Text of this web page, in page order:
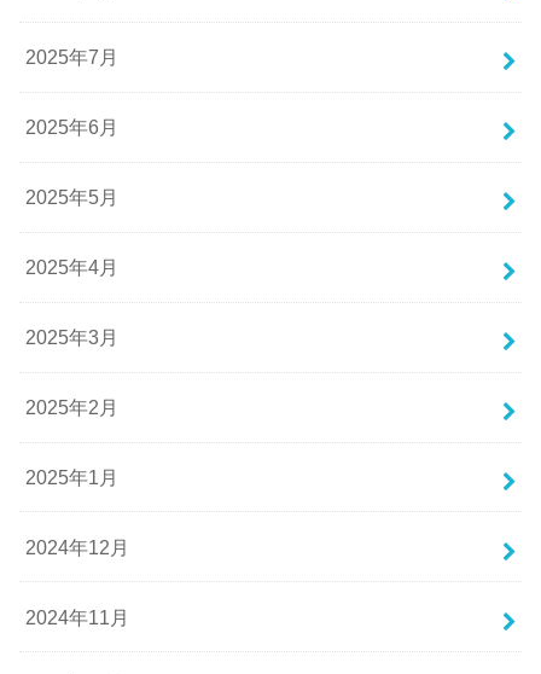
2025年7月
2025年6月
2025年5月
2025年4月
2025年3月
2025年2月
2025年1月
2024年12月
2024年11月